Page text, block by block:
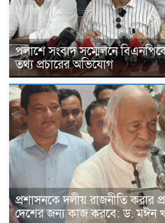
পলাশে সংবাদ সম্মেলনে বিএনপিকে
তথ্য প্রচারের অভিযোগ
প্রশাসনকে দলীয় রাজনীতি করার
দেশের জন্য কাজ করবে: ড. মঈন